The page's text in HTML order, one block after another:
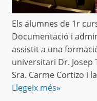
Els alumnes de 1r
Documentació i
assistit a una
universitari Dr. Josep
Sra. Carme Cortizo i
Llegeix més»